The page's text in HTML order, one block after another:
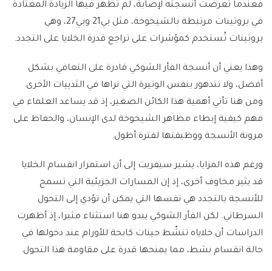
فعندما تعرضت أنسجته لإصابة، لم تظهر فيها الزيادة المعتادة
في بروتينات مرتبطة بالشيخوخة، مثل بي21 وبي27، وهي
بروتينات تُستخدم كمؤشرات على تراجع قدرة الخلايا على التجدد.
وهذا يعني أن أنسجة الفأر الشوكي قادرة على التعافي بشكل
أفضل، ولا تتدهور بنفس الوتيرة التي نراها في الثدييات الأخرى.
ومن هنا تأتي أهمية هذا الكائن الصغير، إذ قد يساعد العلماء في
فهم كيفية إبطاء مظاهر الشيخوخة لدى الإنسان، والحفاظ على
مرونة الأنسجة ووظيفتها لفترة أطول.
ورغم هذه المزايا، يشير سيفريت إلى أن استمرار انقسام الخلايا
قد يثير مخاوف أخرى، إذ إن المسارات الجزيئية التي تسمح
للأنسجة بالتجدد هي نفسها التي يمكن أن تؤدي إلى التحول
السرطاني. لكن الفأر الشوكي يبدو هنا استثناء مثيرا، إذ أظهرت
الدراسات أن خلاياه تنشّط جينات كابحة للأورام عند دخولها في
حالة انقسام نشط، مما يمنحها قدرة على مقاومة هذا التحول.